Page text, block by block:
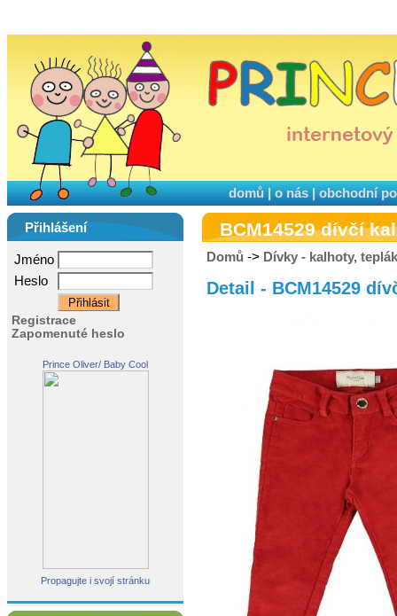
domů|o nás|obchodní
Přihlášení
Jméno
Heslo
Registrace
Zapomenuté heslo
Prince Oliver/ Baby Cool
Propagujte i svojí stránku
BCM14529 dívčí
Domů -> Dívky - kalhoty,
Detail - BCM14529